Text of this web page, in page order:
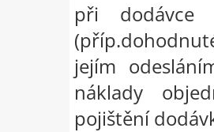
při dodávce
jejím
náklady
pojištění